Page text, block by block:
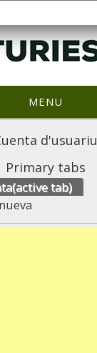
MENU
d'usuariu
Primary tabs
(active tab)